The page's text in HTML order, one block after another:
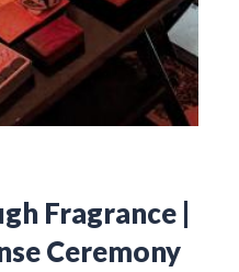
Fragrance |
Ceremony